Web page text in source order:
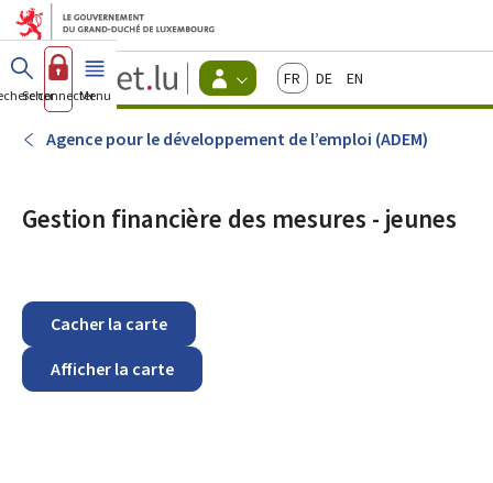
Aller au menu principal
Aller au contenu
Guichet.lu
Changer
d'espace
Menu
FrançaisDeutschEnglish
Se connecterMenu principal
Agence pour le développement de l’emploi (ADEM)
Gestion financière des mesures - jeunes
Cacher la carte
Afficher la carte